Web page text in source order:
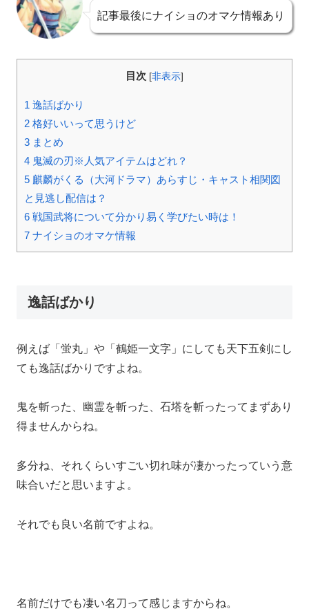
記事最後にナイショのオマケ情報あり
目次 [非表示]
1 逸話ばかり
2 格好いいって思うけど
3 まとめ
4 鬼滅の刃※人気アイテムはどれ？
5 麒麟がくる（大河ドラマ）あらすじ・キャスト相関図
と見逃し配信は？
6 戦国武将について分かり易く学びたい時は！
7 ナイショのオマケ情報
逸話ばかり
例えば「蛍丸」や「鶴姫一文字」にしても天下五剣にし
ても逸話ばかりですよね。
鬼を斬った、幽霊を斬った、石塔を斬ったってまずあり
得ませんからね。
多分ね、それくらいすごい切れ味が凄かったっていう意
味合いだと思いますよ。
それでも良い名前ですよね。
名前だけでも凄い名刀って感じますからね。